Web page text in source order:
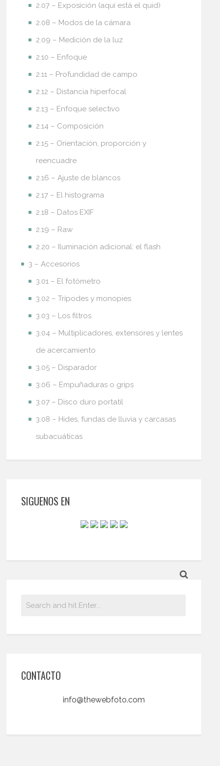
2.07 – Exposición (aquí está el quid)
2.08 – Modos de la cámara
2.09 – Medición de la luz
2.10 – Enfoque
2.11 – Profundidad de campo
2.12 – Distancia hiperfocal
2.13 – Enfoque selectivo
2.14 – Composición
2.15 – Orientación, proporción y
reencuadre
2.16 – Ajuste de blancos
2.17 – El histograma
2.18 – Datos EXIF
2.19 – Raw
2.20 – Iluminación adicional: el flash
3 – Accesorios
3.01 – El fotómetro
3.02 – Trípodes y monopies
3.03 – Los filtros
3.04 – Multiplicadores, extensores y lentes
de acercamiento
3.05 – Disparador
3.06 – Empuñaduras o grips
3.07 – Disco duro portatil
3.08 – Hides, fundas de lluvia y carcasas
subacuáticas
SIGUENOS EN
CONTACTO
info@thewebfoto.com